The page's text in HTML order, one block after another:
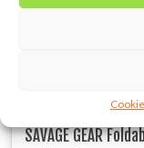
SAVAGE GEAR